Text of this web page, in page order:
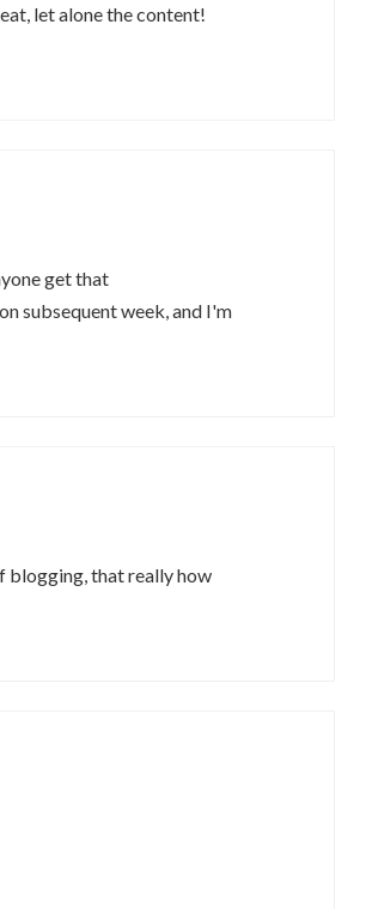
let alone the content!
get that
subsequent week, and I'm
blogging, that really how